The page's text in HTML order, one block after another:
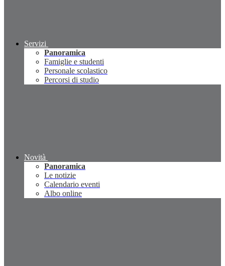
Servizi
Panoramica
Famiglie e studenti
Personale scolastico
Percorsi di studio
Novità
Panoramica
Le notizie
Calendario eventi
Albo online